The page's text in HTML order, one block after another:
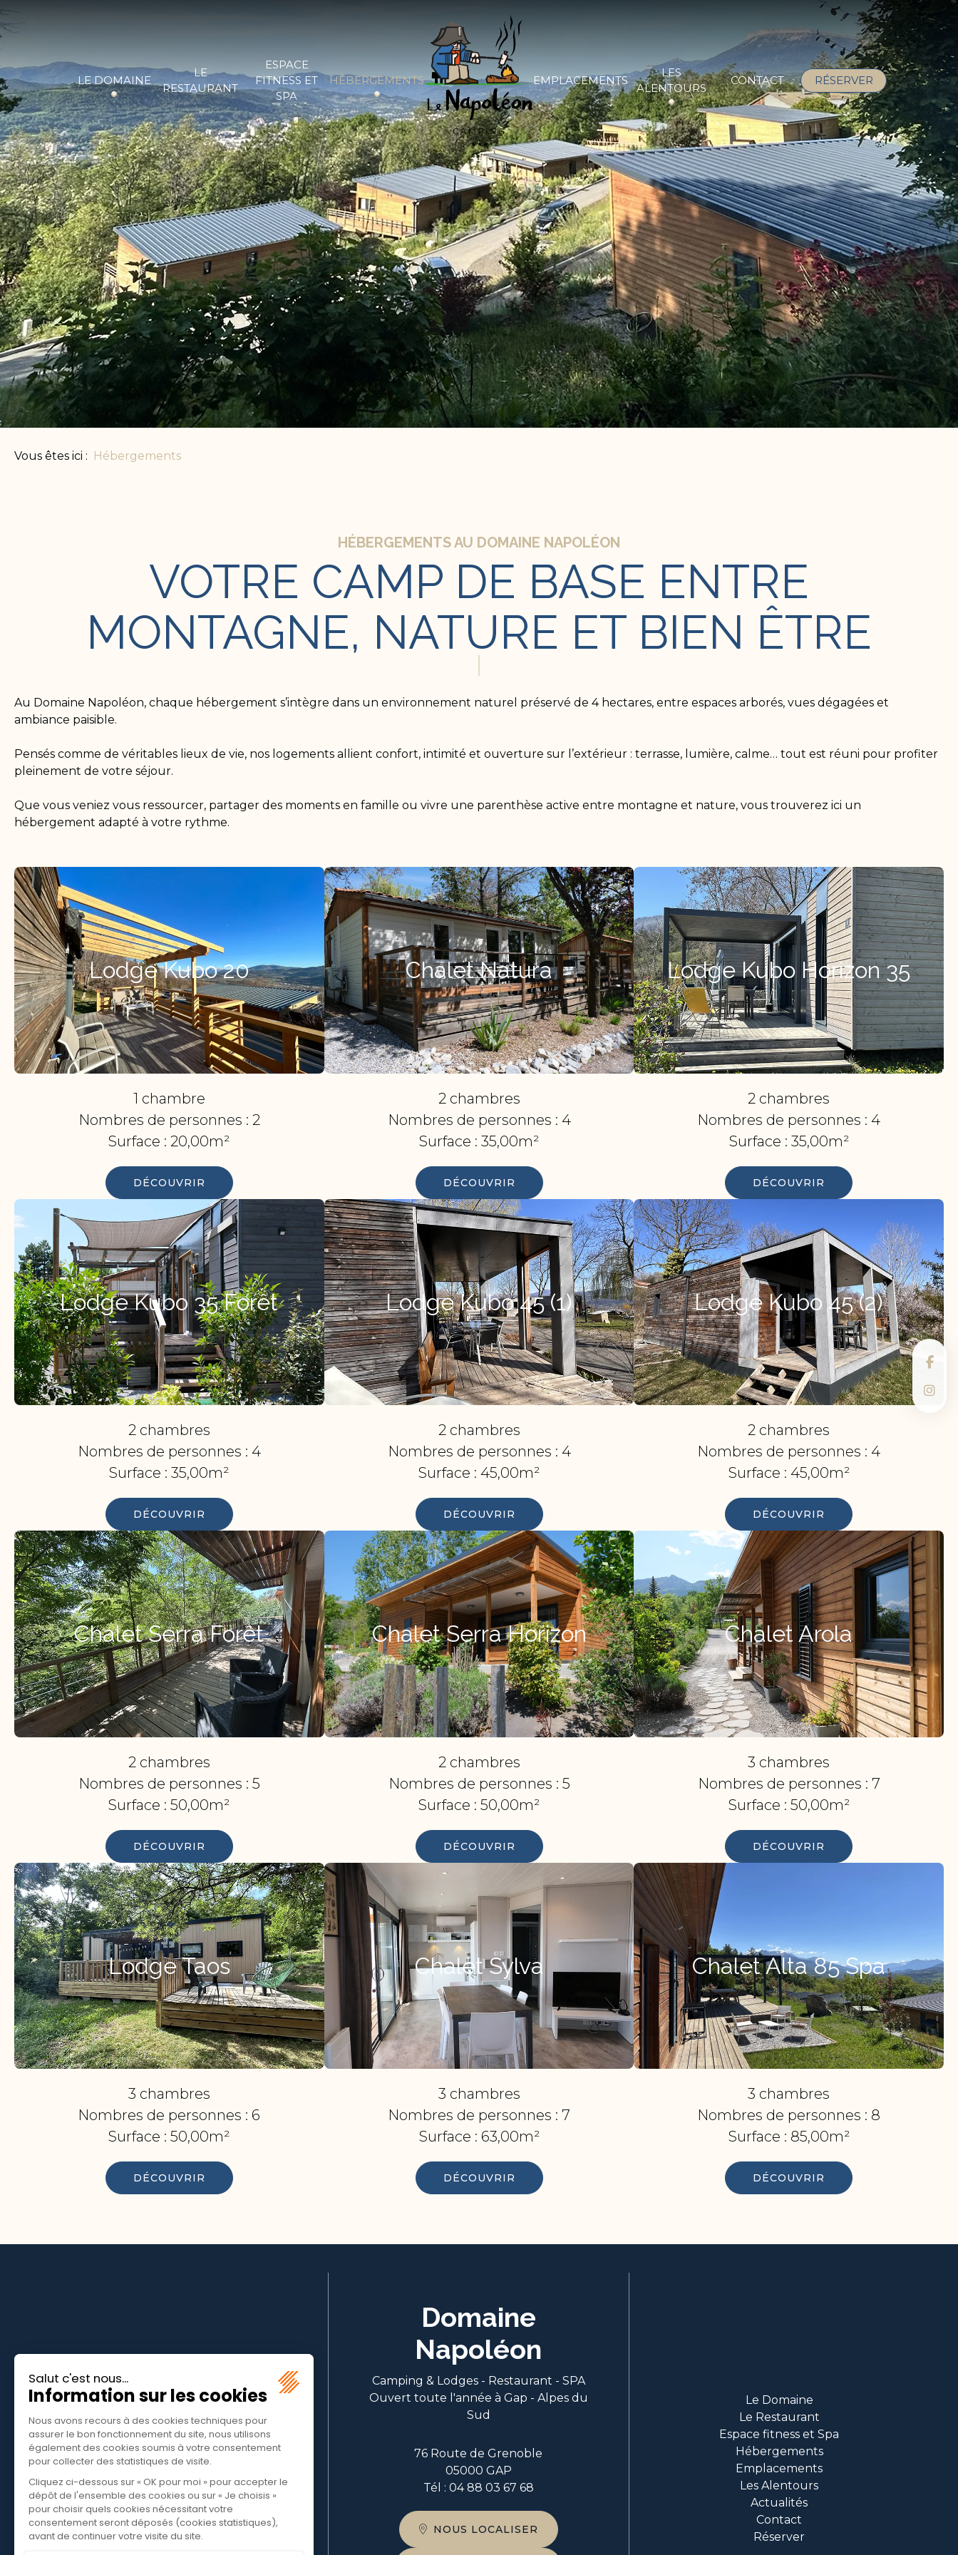
LE DOMAINE
LE
RESTAURANT
ESPACE
FITNESS ET
SPA
HÉBERGEMENTS EMPLACEMENTS
LES
ALENTOURS
CONTACT RÉSERVER
Vous êtes ici : Hébergements
HÉBERGEMENTS AU DOMAINE NAPOLÉON
VOTRE CAMP DE BASE ENTRE
MONTAGNE, NATURE ET BIEN ÊTRE
Au Domaine Napoléon, chaque hébergement s’intègre dans un environnement naturel préservé de 4 hectares, entre espaces arborés, vues dégagées et
ambiance paisible.
Pensés comme de véritables lieux de vie, nos logements allient confort, intimité et ouverture sur l’extérieur : terrasse, lumière, calme… tout est réuni pour profiter
pleinement de votre séjour.
Que vous veniez vous ressourcer, partager des moments en famille ou vivre une parenthèse active entre montagne et nature, vous trouverez ici un
hébergement adapté à votre rythme.
Lodge Kubo 20
1 chambre
Nombres de personnes : 2
Surface : 20,00m²
DÉCOUVRIR
Chalet Natura
2 chambres
Nombres de personnes : 4
Surface : 35,00m²
DÉCOUVRIR
Lodge Kubo Horizon 35
2 chambres
Nombres de personnes : 4
Surface : 35,00m²
DÉCOUVRIR
Lodge Kubo 35 Forêt
2 chambres
Nombres de personnes : 4
Surface : 35,00m²
DÉCOUVRIR
Lodge Kubo 45 (1)
2 chambres
Nombres de personnes : 4
Surface : 45,00m²
DÉCOUVRIR
Lodge Kubo 45 (2)
2 chambres
Nombres de personnes : 4
Surface : 45,00m²
DÉCOUVRIR
Chalet Serra Forêt
2 chambres
Nombres de personnes : 5
Surface : 50,00m²
DÉCOUVRIR
Chalet Serra Horizon
2 chambres
Nombres de personnes : 5
Surface : 50,00m²
DÉCOUVRIR
Chalet Arola
3 chambres
Nombres de personnes : 7
Surface : 50,00m²
DÉCOUVRIR
Lodge Taos
3 chambres
Nombres de personnes : 6
Surface : 50,00m²
DÉCOUVRIR
Chalet Sylva
3 chambres
Nombres de personnes : 7
Surface : 63,00m²
DÉCOUVRIR
Chalet Alta 85 Spa
3 chambres
Nombres de personnes : 8
Surface : 85,00m²
DÉCOUVRIR
DOMAINE
HAUTES-ALPES
Domaine
Napoléon
Camping & Lodges - Restaurant - SPA
Ouvert toute l'année à Gap - Alpes du
Sud
76 Route de Grenoble
05000 GAP
Tél : 04 88 03 67 68
NOUS LOCALISER
Le Domaine
Le Restaurant
Espace fitness et Spa
Hébergements
Emplacements
Les Alentours
Actualités
Contact
Réserver